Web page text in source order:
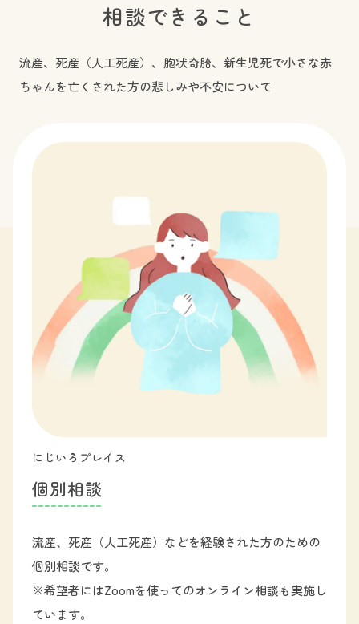
相談できること
流産、死産（人工死産）、胞状奇胎、新生児死で小さな赤
ちゃんを亡くされた方の悲しみや不安について
にじいろプレイス
個別相談
流産、死産（人工死産）などを経験された方のための
個別相談です。
※希望者にはZoomを使ってのオンライン相談も実施し
ています。